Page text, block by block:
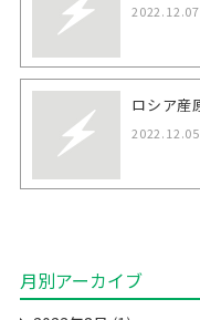
2022.12.07
ロシア産
2022.12.05
月別アーカイブ